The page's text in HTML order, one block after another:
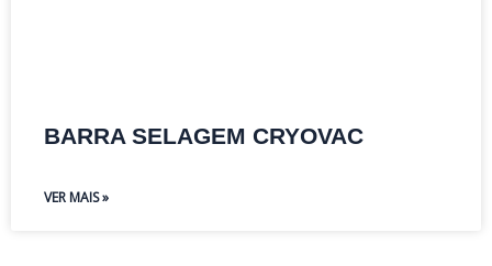
BARRA SELAGEM CRYOVAC
VER MAIS »